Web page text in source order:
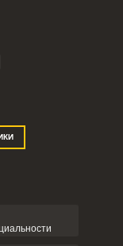
с